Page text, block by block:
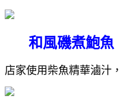
和風磯煮鮑魚
店家使用柴魚精華滷汁